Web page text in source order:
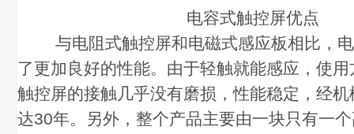
电容式触控屏优点
与电阻式触控屏和电磁式感应板相比，电
了更加良好的性能。由于轻触就能感应，使
触控屏的接触几乎没有磨损，性能稳定，经
达30年。另外，整个产品主要由一块只有一